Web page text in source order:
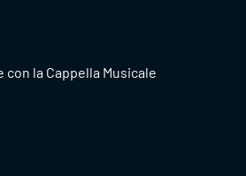
la Cappella Musicale